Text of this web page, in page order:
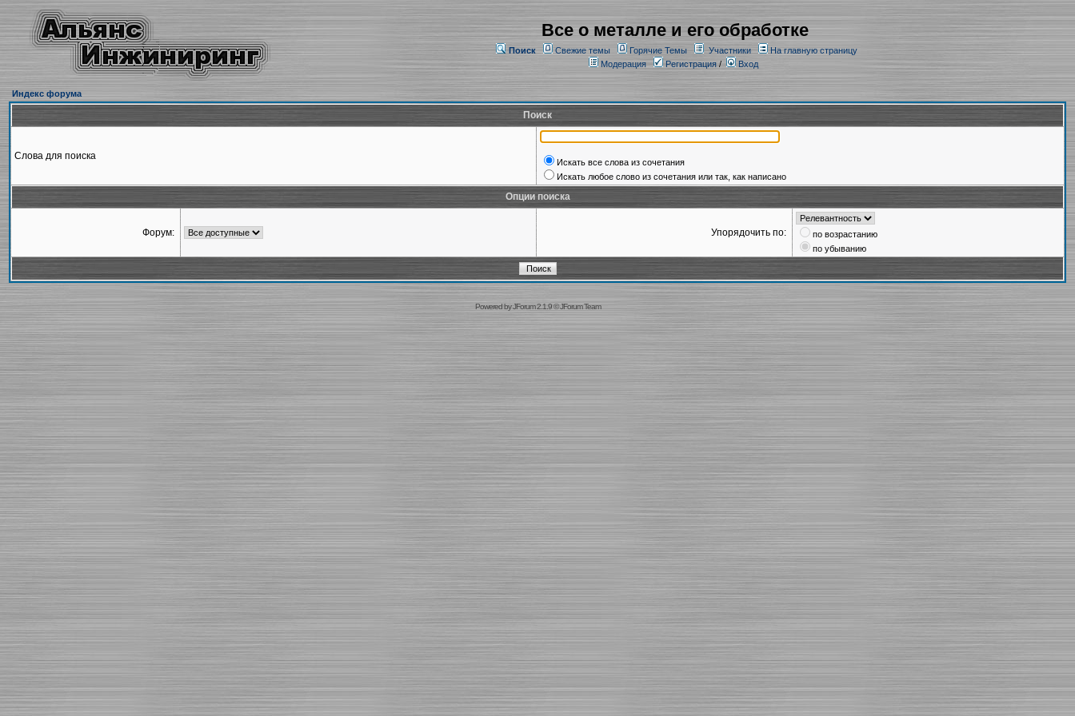
Все о металле и его обработке
Поиск Свежие темы Горячие Темы Участники
На главную страницу
Модерация
Регистрация/ Вход
Индекс форума
Поиск
Слова для поиска
Искать все слова из сочетания
Искать любое слово из сочетания или так, как написано
Опции поиска
Форум: Упорядочить по:
по возрастанию
по убыванию
Powered byJForum 2.1.9©JForum Team